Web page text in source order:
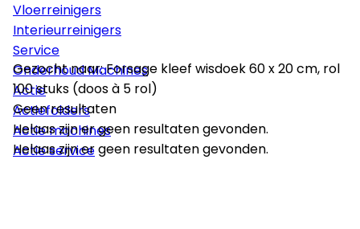
Vloerreinigers
Interieurreinigers
Service
Onderhoud Machines
Actie
Actiefolders
Actie machines
Actie service
Gezocht naar: Forsage kleef wisdoek 60 x 20 cm, rol
100 stuks (doos à 5 rol)
Geen resultaten
Helaas zijn er geen resultaten gevonden.
Helaas zijn er geen resultaten gevonden.